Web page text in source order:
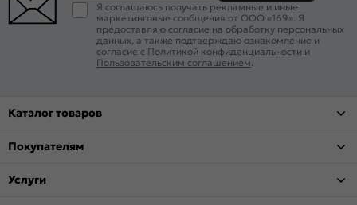
Я соглашаюсь получать рекламные и иные
маркетинговые сообщения от ООО «169». Я
предоставляю согласие на обработку персональных
данных, а также подтверждаю ознакомление и
согласие с Политикой конфиденциальности и
Пользовательским соглашением.
Каталог товаров
Покупателям
Услуги